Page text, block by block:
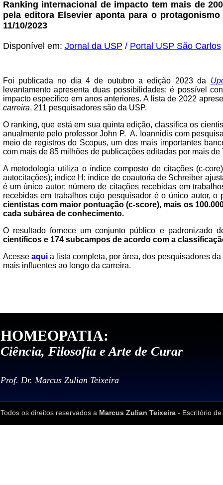
Ranking internacional de impacto tem mais de
pela editora Elsevier aponta para o
11/10/2023
Disponível em: Jornal da USP / Portal USP São Carlos
Foi publicada no dia 4 de outubro a edição 2023 da
levantamento apresenta duas possibilidades: é possível
impacto específico em anos anteriores. A lista de 2022
carreira, 211 pesquisadores são da USP.
O ranking, que está em sua quinta edição, classifica os
anualmente pelo professor John P. A. Ioannidis com
meio de registros do Scopus, um dos mais importantes
com mais de 85 milhões de publicações editadas por mais de
A metodologia utiliza o índice composto de citações (c-
autocitações); índice H; índice de coautoria de Schreiber
é um único autor; número de citações recebidas em
recebidas em trabalhos cujo pesquisador é o único autor,
cientistas com maior pontuação (c-score), mais os
cada subárea de conhecimento.
O resultado fornece um conjunto público e padronizado
científicos e 174 subcampos de acordo com a
Acesse aquia lista completa, por área, dos pesquisadores
mais influentes ao longo da carreira.
HOMEOPATIA:
Ciência, Filosofia e Arte de Curar
Prof. Dr. Marcus Zulian Teixeira
Todos os direitos reservados a Marcus Zulian Teixeira - Escritório